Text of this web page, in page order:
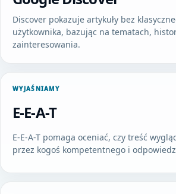
Discover pokazuje artykuły bez
użytkownika, bazując na tematach,
zainteresowania.
WYJAŚNIAMY
E-E-A-T
E-E-A-T pomaga oceniać, czy treść
przez kogoś kompetentnego i